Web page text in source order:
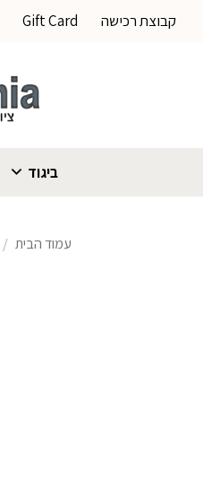
קבוצת רכישה Gift Card
ביגוד
עמוד הבית /